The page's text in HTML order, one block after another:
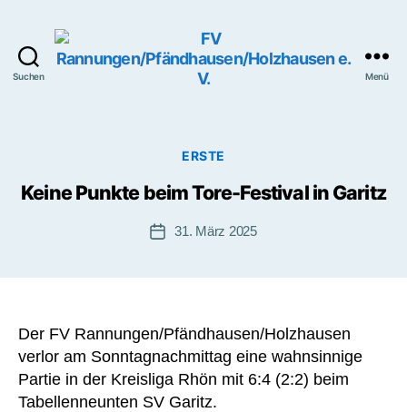
Suchen
V.
Menü
Kategorien
ERSTE
Keine Punkte beim Tore-Festival in Garitz
Beitragsdatum
31. März 2025
Der FV Rannungen/Pfändhausen/Holzhausen
verlor am Sonntagnachmittag eine wahnsinnige
Partie in der Kreisliga Rhön mit 6:4 (2:2) beim
Tabellenneunten SV Garitz.